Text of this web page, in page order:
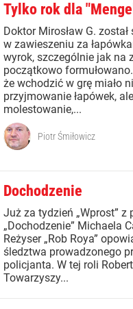
Tylko rok dla
Doktor Mirosław G.
w zawieszeniu za
wyrok, szczególnie jak na
początkowo
że wchodzić w grę miało
przyjmowanie łapówek,
molestowanie,...
Piotr Śmiłowicz
Dochodzenie
Już za tydzień „Wprost” z
„Dochodzenie” Michaela
Reżyser „Rob Roya”
śledztwa prowadzonego
policjanta. W tej roli
Towarzyszy...